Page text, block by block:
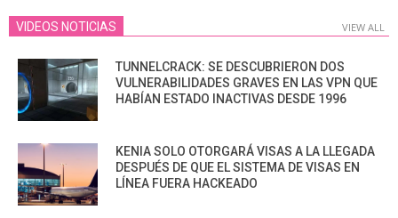
VIDEOS NOTICIAS VIEW ALL
TUNNELCRACK: SE DESCUBRIERON DOS
VULNERABILIDADES GRAVES EN LAS VPN QUE
HABÍAN ESTADO INACTIVAS DESDE 1996
KENIA SOLO OTORGARÁ VISAS A LA LLEGADA
DESPUÉS DE QUE EL SISTEMA DE VISAS EN
LÍNEA FUERA HACKEADO